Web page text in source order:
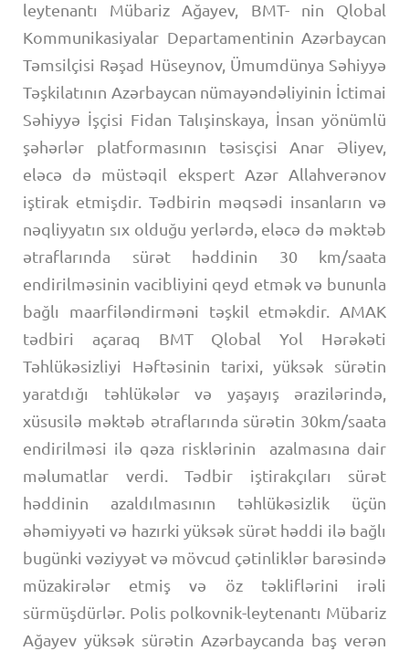
leytenantı Mübariz Ağayev, BMT- nin Qlobal
Kommunikasiyalar Departamentinin Azərbaycan
Təmsilçisi Rəşad Hüseynov, Ümumdünya Səhiyyə
Təşkilatının Azərbaycan nümayəndəliyinin İctimai
Səhiyyə İşçisi Fidan Talışinskaya, İnsan yönümlü
şəhərlər platformasının təsisçisi Anar Əliyev,
eləcə də müstəqil ekspert Azər Allahverənov
iştirak etmişdir. Tədbirin məqsədi insanların və
nəqliyyatın sıx olduğu yerlərdə, eləcə də məktəb
ətraflarında sürət həddinin 30 km/saata
endirilməsinin vacibliyini qeyd etmək və bununla
bağlı maarfiləndirməni təşkil etməkdir. AMAK
tədbiri açaraq BMT Qlobal Yol Hərəkəti
Təhlükəsizliyi Həftəsinin tarixi, yüksək sürətin
yaratdığı təhlükələr və yaşayış ərazilərində,
xüsusilə məktəb ətraflarında sürətin 30km/saata
endirilməsi ilə qəza risklərinin azalmasına dair
məlumatlar verdi. Tədbir iştirakçıları sürət
həddinin azaldılmasının təhlükəsizlik üçün
əhəmiyyəti və hazırki yüksək sürət həddi ilə bağlı
bugünki vəziyyət və mövcud çətinliklər barəsində
müzakirələr etmiş və öz təkliflərini irəli
sürmüşdürlər. Polis polkovnik-leytenantı Mübariz
Ağayev yüksək sürətin Azərbaycanda baş verən